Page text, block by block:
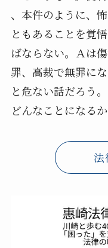
、本件のように、
ともあることを覚
ばならない。Ａは
罪、高裁で無罪に
と危ない話だろう
どんなことになるか
法